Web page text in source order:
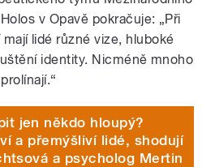
v Opavě pokračuje: „Při
lidé různé vize, hluboké
identity. Nicméně mnoho
jen někdo hloupý?
a přemýšliví lidé, shodují
a psycholog Mertin